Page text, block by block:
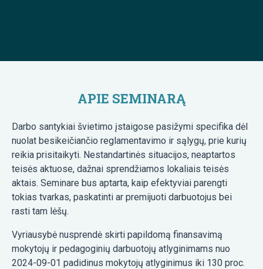
APIE SEMINARĄ
Darbo santykiai švietimo įstaigose pasižymi specifika dėl
nuolat besikeičiančio reglamentavimo ir sąlygų, prie kurių
reikia prisitaikyti. Nestandartinės situacijos, neaptartos
teisės aktuose, dažnai sprendžiamos lokaliais teisės
aktais. Seminare bus aptarta, kaip efektyviai parengti
tokias tvarkas, paskatinti ar premijuoti darbuotojus bei
rasti tam lėšų.
Vyriausybė nusprendė skirti papildomą finansavimą
mokytojų ir pedagoginių darbuotojų atlyginimams nuo
2024-09-01 padidinus mokytojų atlyginimus iki 130 proc.